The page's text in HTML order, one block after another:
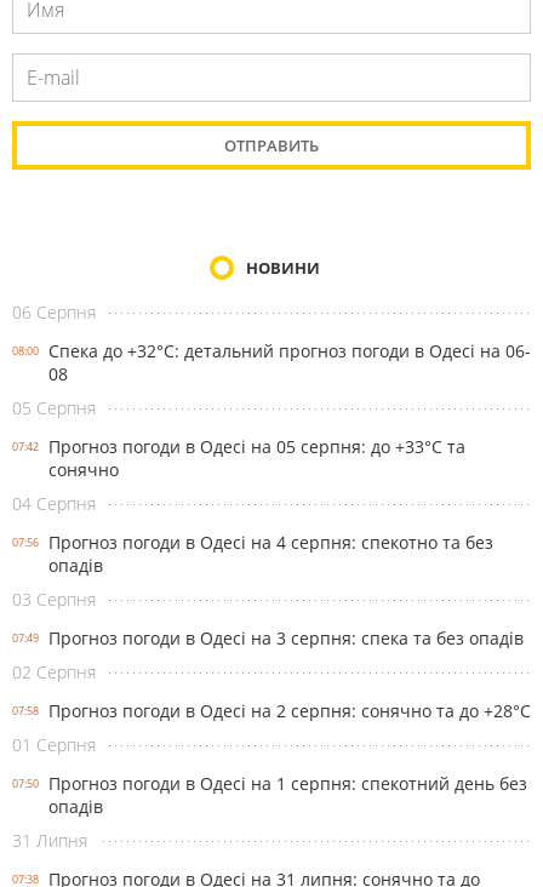
НОВИНИ
06 Серпня
08:00
Спека до +32°С: детальний прогноз погоди в Одесі на 06-
08
05 Серпня
07:42
Прогноз погоди в Одесі на 05 серпня: до +33°С та
сонячно
04 Серпня
07:56
Прогноз погоди в Одесі на 4 серпня: спекотно та без
опадів
03 Серпня
07:49
Прогноз погоди в Одесі на 3 серпня: спека та без опадів
02 Серпня
07:58
Прогноз погоди в Одесі на 2 серпня: сонячно та до +28°С
01 Серпня
07:50
Прогноз погоди в Одесі на 1 серпня: спекотний день без
опадів
31 Липня
07:38 Прогноз погоди в Одесі на 31 липня: сонячно та до